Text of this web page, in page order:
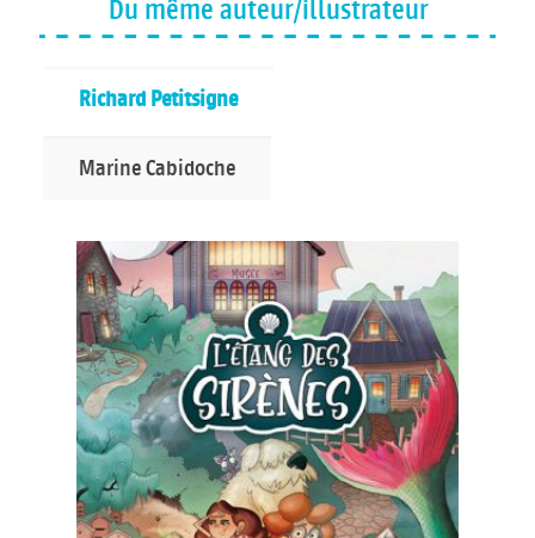
Du même auteur/illustrateur
Richard Petitsigne
Marine Cabidoche